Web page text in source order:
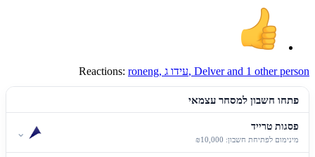
Reactions: roneng, עידו ג, Delverand 1 other person
פתחו חשבון למסחר עצמאי
פסגות טרייד
מינימום לפתיחת חשבון: ₪10,000
⌄